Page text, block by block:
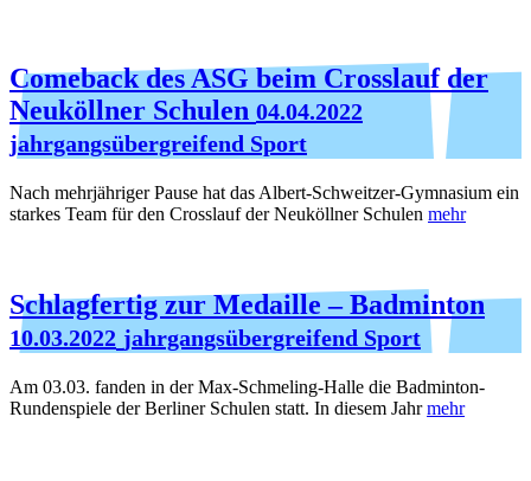
Comeback des ASG beim Crosslauf der
Neuköllner Schulen 04.04.2022
jahrgangsübergreifend Sport
Nach mehrjähriger Pause hat das Albert-Schweitzer-Gymnasium ein
starkes Team für den Crosslauf der Neuköllner Schulen mehr
Schlagfertig zur Medaille – Badminton
10.03.2022 jahrgangsübergreifend Sport
Am 03.03. fanden in der Max-Schmeling-Halle die Badminton-
Rundenspiele der Berliner Schulen statt. In diesem Jahrmehr